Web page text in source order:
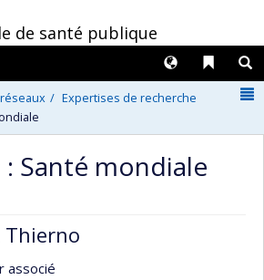
de santé publique
Liens
Langues
Expertises de recherche
: Santé mondiale
Thierno
associé